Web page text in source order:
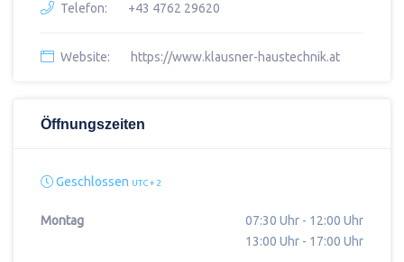
Telefon: +43 4762 29620
Website: https://www.klausner-haustechnik.at
Öffnungszeiten
Geschlossen UTC + 2
Montag
07:30 Uhr - 12:00 Uhr
13:00 Uhr - 17:00 Uhr